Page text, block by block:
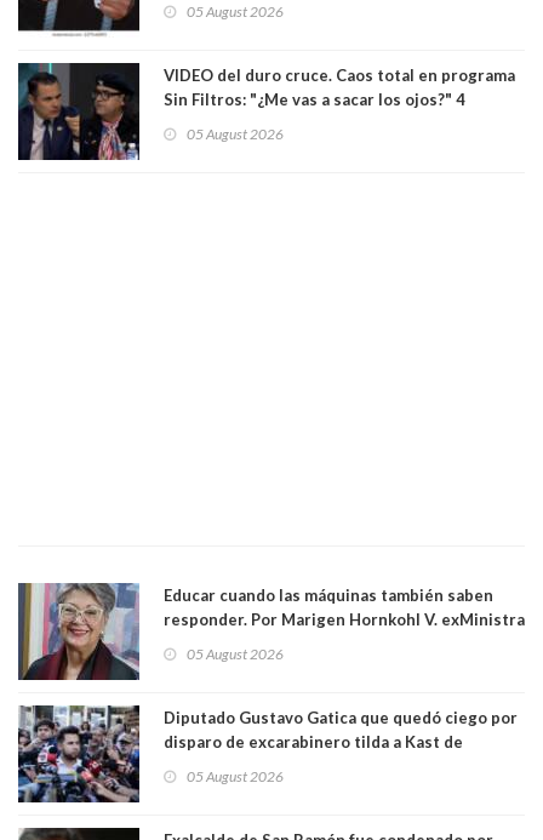
Los persiguió en potente camioneta
05 August 2026
VIDEO del duro cruce. Caos total en programa
Sin Filtros: "¿Me vas a sacar los ojos?" 4
excarabinero que dejó ciego a Gustavo Gatica:
05 August 2026
Educar cuando las máquinas también saben
responder. Por Marigen Hornkohl V. exMinistra
05 August 2026
Diputado Gustavo Gatica que quedó ciego por
disparo de excarabinero tilda a Kast de
absolución del exuniformado. Presidente DC
05 August 2026